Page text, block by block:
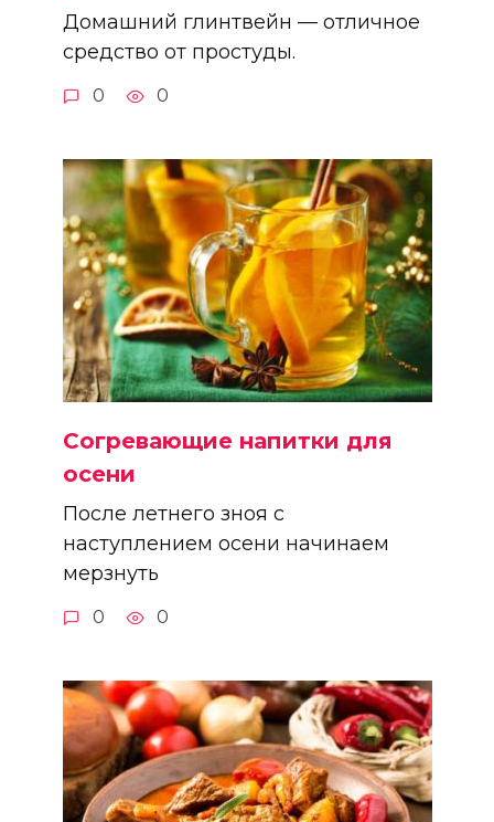
Домашний глинтвейн — отличное
средство от простуды.
0 0
Согревающие напитки для
осени
После летнего зноя с
наступлением осени начинаем
мерзнуть
0 0